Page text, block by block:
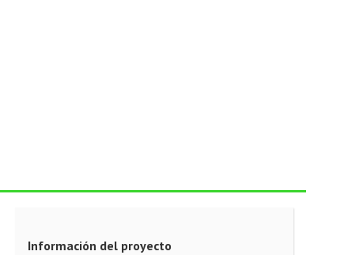
Información del proyecto